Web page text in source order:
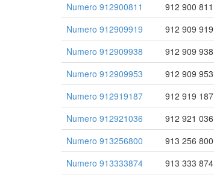
Numero 912900811
912 900 811
Numero 912909919
912 909 919
Numero 912909938
912 909 938
Numero 912909953
912 909 953
Numero 912919187
912 919 187
Numero 912921036
912 921 036
Numero 913256800
913 256 800
Numero 913333874
913 333 874